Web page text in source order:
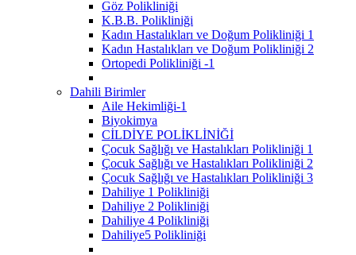
Göz Polikliniği
K.B.B. Polikliniği
Kadın Hastalıkları ve Doğum Polikliniği 1
Kadın Hastalıkları ve Doğum Polikliniği 2
Ortopedi Polikliniği -1
Dahili Birimler
Aile Hekimliği-1
Biyokimya
CİLDİYE POLİKLİNİĞİ
Çocuk Sağlığı ve Hastalıkları Polikliniği 1
Çocuk Sağlığı ve Hastalıkları Polikliniği 2
Çocuk Sağlığı ve Hastalıkları Polikliniği 3
Dahiliye 1 Polikliniği
Dahiliye 2 Polikliniği
Dahiliye 4 Polikliniği
Dahiliye5 Polikliniği